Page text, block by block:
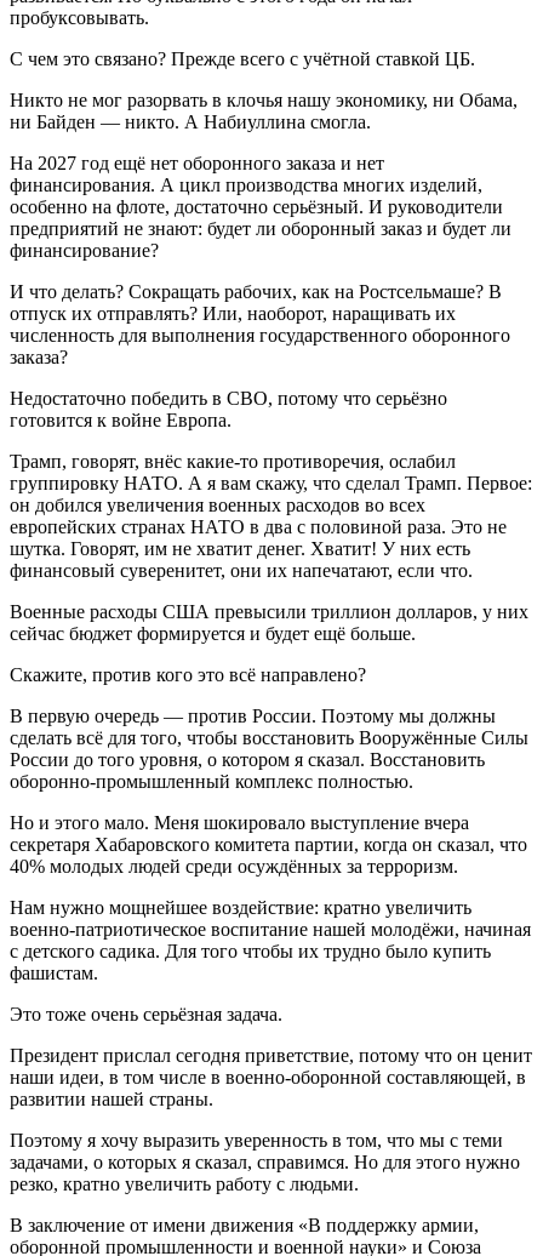
пробуксовывать.
С чем это связано? Прежде всего с учётной ставкой ЦБ.
Никто не мог разорвать в клочья нашу экономику, ни Обама,
ни Байден — никто. А Набиуллина смогла.
На 2027 год ещё нет оборонного заказа и нет
финансирования. А цикл производства многих изделий,
особенно на флоте, достаточно серьёзный. И руководители
предприятий не знают: будет ли оборонный заказ и будет ли
финансирование?
И что делать? Сокращать рабочих, как на Ростсельмаше? В
отпуск их отправлять? Или, наоборот, наращивать их
численность для выполнения государственного оборонного
заказа?
Недостаточно победить в СВО, потому что серьёзно
готовится к войне Европа.
Трамп, говорят, внёс какие-то противоречия, ослабил
группировку НАТО. А я вам скажу, что сделал Трамп. Первое:
он добился увеличения военных расходов во всех
европейских странах НАТО в два с половиной раза. Это не
шутка. Говорят, им не хватит денег. Хватит! У них есть
финансовый суверенитет, они их напечатают, если что.
Военные расходы США превысили триллион долларов, у них
сейчас бюджет формируется и будет ещё больше.
Скажите, против кого это всё направлено?
В первую очередь — против России. Поэтому мы должны
сделать всё для того, чтобы восстановить Вооружённые Силы
России до того уровня, о котором я сказал. Восстановить
оборонно-промышленный комплекс полностью.
Но и этого мало. Меня шокировало выступление вчера
секретаря Хабаровского комитета партии, когда он сказал, что
40% молодых людей среди осуждённых за терроризм.
Нам нужно мощнейшее воздействие: кратно увеличить
военно-патриотическое воспитание нашей молодёжи, начиная
с детского садика. Для того чтобы их трудно было купить
фашистам.
Это тоже очень серьёзная задача.
Президент прислал сегодня приветствие, потому что он ценит
наши идеи, в том числе в военно-оборонной составляющей, в
развитии нашей страны.
Поэтому я хочу выразить уверенность в том, что мы с теми
задачами, о которых я сказал, справимся. Но для этого нужно
резко, кратно увеличить работу с людьми.
В заключение от имени движения «В поддержку армии,
оборонной промышленности и военной науки» и Союза